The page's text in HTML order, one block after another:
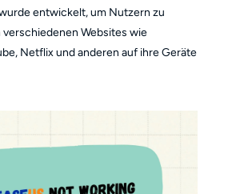
entwickelt, um Nutzern zu
verschiedenen Websites wie
Netflix und anderen auf ihre Geräte